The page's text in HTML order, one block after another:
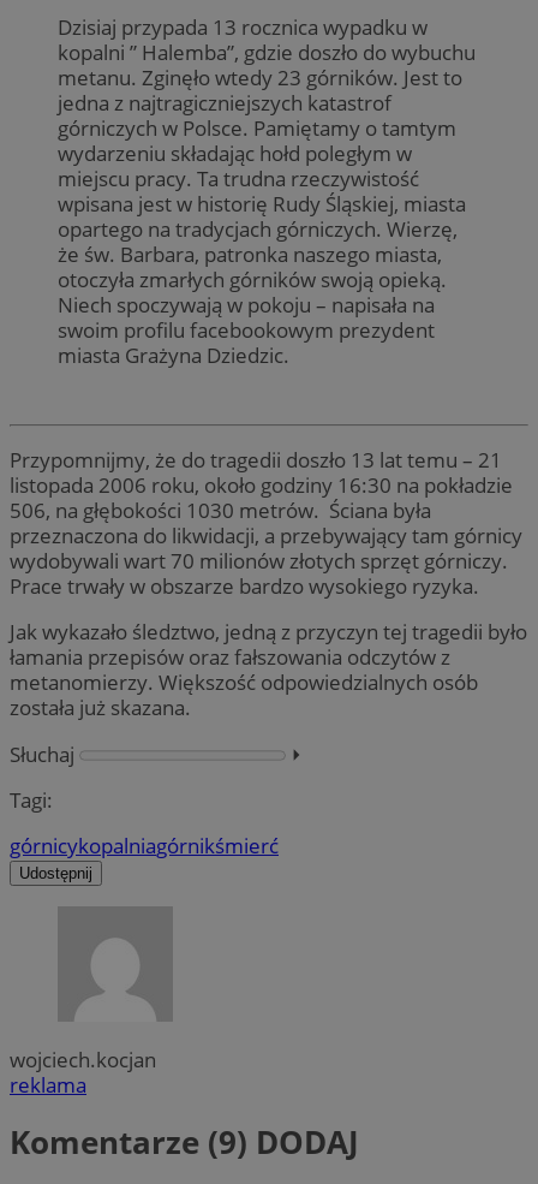
Dzisiaj przypada 13 rocznica wypadku w
kopalni ” Halemba”, gdzie doszło do wybuchu
metanu. Zginęło wtedy 23 górników. Jest to
jedna z najtragiczniejszych katastrof
górniczych w Polsce. Pamiętamy o tamtym
wydarzeniu składając hołd poległym w
miejscu pracy. Ta trudna rzeczywistość
wpisana jest w historię Rudy Śląskiej, miasta
opartego na tradycjach górniczych. Wierzę,
że św. Barbara, patronka naszego miasta,
otoczyła zmarłych górników swoją opieką.
Niech spoczywają w pokoju – napisała na
swoim profilu facebookowym prezydent
miasta Grażyna Dziedzic.
Przypomnijmy, że do tragedii doszło 13 lat temu – 21
listopada 2006 roku, około godziny 16:30 na pokładzie
506, na głębokości 1030 metrów. Ściana była
przeznaczona do likwidacji, a przebywający tam górnicy
wydobywali wart 70 milionów złotych sprzęt górniczy.
Prace trwały w obszarze bardzo wysokiego ryzyka.
Jak wykazało śledztwo, jedną z przyczyn tej tragedii było
łamania przepisów oraz fałszowania odczytów z
metanomierzy. Większość odpowiedzialnych osób
została już skazana.
Słuchaj
⏵︎
Tagi:
górnicykopalniagórnikśmierć
Udostępnij
wojciech.kocjan
reklama
Komentarze (9) DODAJ